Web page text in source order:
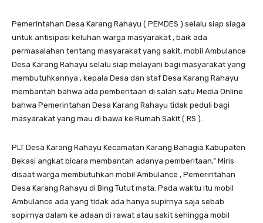
Pemerintahan Desa Karang Rahayu ( PEMDES ) selalu siap siaga
untuk antisipasi keluhan warga masyarakat , baik ada
permasalahan tentang masyarakat yang sakit, mobil Ambulance
Desa Karang Rahayu selalu siap melayani bagi masyarakat yang
membutuhkannya , kepala Desa dan staf Desa Karang Rahayu
membantah bahwa ada pemberitaan di salah satu Media Online
bahwa Pemerintahan Desa Karang Rahayu tidak peduli bagi
masyarakat yang mau di bawa ke Rumah Sakit ( RS ).
PLT Desa Karang Rahayu Kecamatan Karang Bahagia Kabupaten
Bekasi angkat bicara membantah adanya pemberitaan,” Miris
disaat warga membutuhkan mobil Ambulance , Pemerintahan
Desa Karang Rahayu di Bing Tutut mata. Pada waktu itu mobil
Ambulance ada yang tidak ada hanya supirnya saja sebab
sopirnya dalam ke adaan di rawat atau sakit sehingga mobil